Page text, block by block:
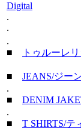
Digital
.
.
.
■
トゥルーレ
■ JEANS/ジー
.
■ DENIM
.
■ T SHIRTS/テ